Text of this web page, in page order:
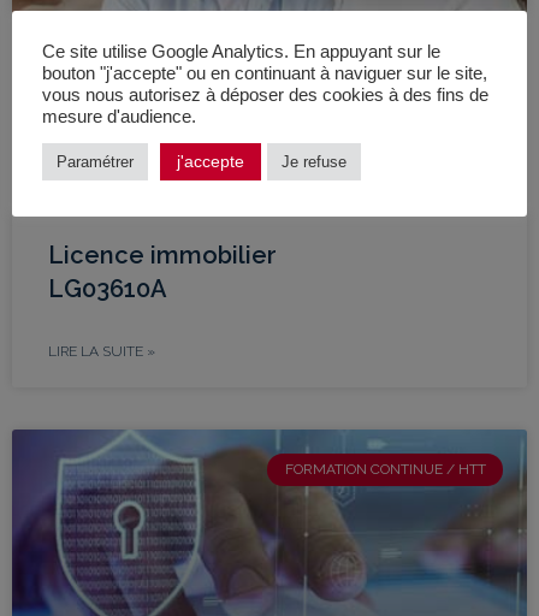
Licence immobilier
LG03610A
LIRE LA SUITE »
FORMATION CONTINUE / HTT
Ce site utilise Google Analytics. En appuyant sur le
bouton "j'accepte" ou en continuant à naviguer sur le site,
vous nous autorisez à déposer des cookies à des fins de
mesure d'audience.
Paramétrer j'accepte Je refuse